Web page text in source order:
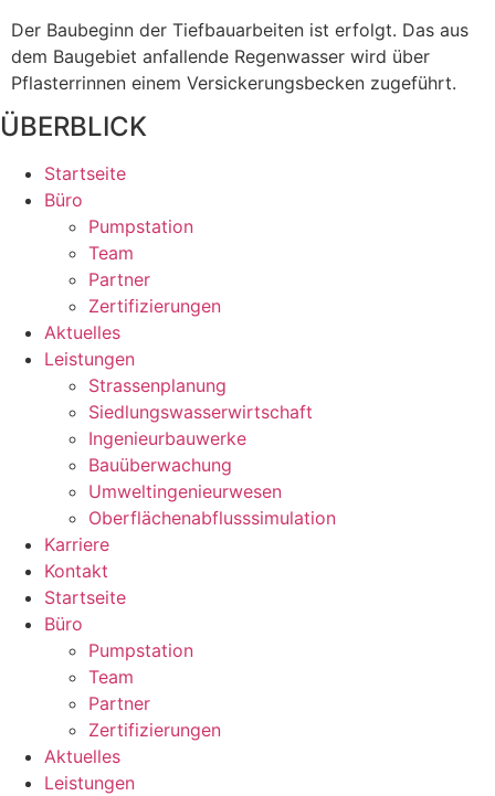
Der Baubeginn der Tiefbauarbeiten ist erfolgt. Das aus
dem Baugebiet anfallende Regenwasser wird über
Pflasterrinnen einem Versickerungsbecken zugeführt.
ÜBERBLICK
Startseite
Büro
Pumpstation
Team
Partner
Zertifizierungen
Aktuelles
Leistungen
Strassenplanung
Siedlungswasserwirtschaft
Ingenieurbauwerke
Bauüberwachung
Umweltingenieurwesen
Oberflächenabflusssimulation
Karriere
Kontakt
Startseite
Büro
Pumpstation
Team
Partner
Zertifizierungen
Aktuelles
Leistungen